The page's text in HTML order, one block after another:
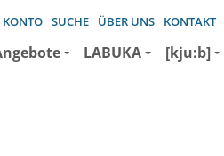
SUCHE ÜBER UNS KONTAKT
LABUKA [kju:b]